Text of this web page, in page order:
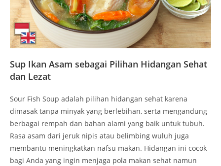
Sup Ikan Asam sebagai Pilihan Hidangan Sehat
dan Lezat
Sour Fish Soup adalah pilihan hidangan sehat karena
dimasak tanpa minyak yang berlebihan, serta mengandung
berbagai rempah dan bahan alami yang baik untuk tubuh.
Rasa asam dari jeruk nipis atau belimbing wuluh juga
membantu meningkatkan nafsu makan. Hidangan ini cocok
bagi Anda yang ingin menjaga pola makan sehat namun